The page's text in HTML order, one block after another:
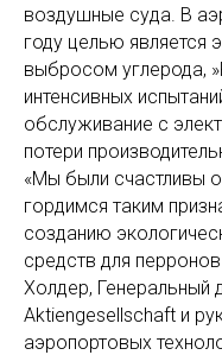
воздушные суда. В
году целью является
выбросом углерода,
интенсивных
обслуживание с
потери
«Мы были счастливы
гордимся таким
созданию
средств для
Холдер, Генеральный
Aktiengesellschaft и
аэропортовых